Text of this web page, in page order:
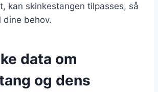
kan skinkestangen tilpasses, så
dine behov.
data om
og dens